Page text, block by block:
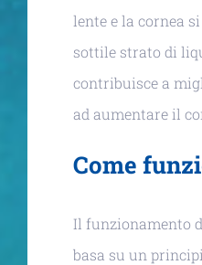
lente e la cornea
sottile strato di
contribuisce a
ad aumentare il
Come
Il funzionamento
basa su un